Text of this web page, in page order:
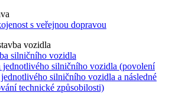
s veřejnou dopravou
vozidla
silničního vozidla
jednotlivého silničního vozidla (povolení
silničního vozidla a následné
technické způsobilosti)